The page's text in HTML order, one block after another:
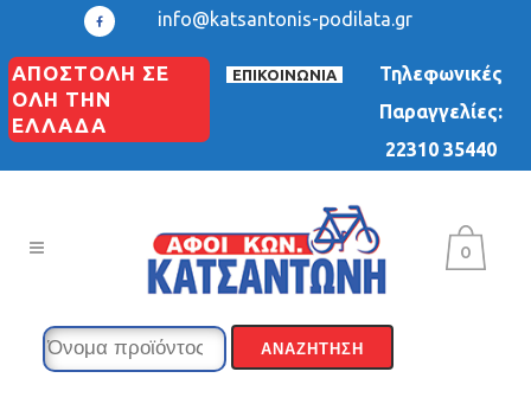
info@katsantonis-podilata.gr
ΑΠΟΣΤΟΛΗ ΣΕ
ΟΛΗ ΤΗΝ
ΕΛΛΑΔΑ
ΕΠΙΚΟΙΝΩΝΙΑ
Τηλεφωνικές
Παραγγελίες:
22310 35440
0